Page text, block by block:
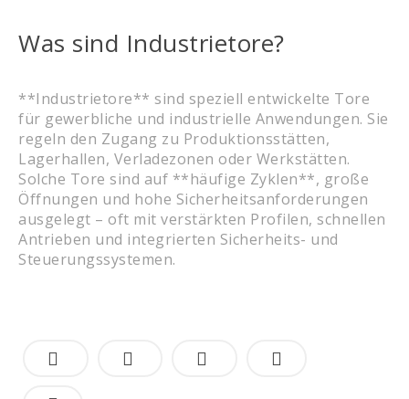
Was sind Industrietore?
**Industrietore** sind speziell entwickelte Tore
für gewerbliche und industrielle Anwendungen. Sie
regeln den Zugang zu Produktionsstätten,
Lagerhallen, Verladezonen oder Werkstätten.
Solche Tore sind auf **häufige Zyklen**, große
Öffnungen und hohe Sicherheitsanforderungen
ausgelegt – oft mit verstärkten Profilen, schnellen
Antrieben und integrierten Sicherheits- und
Steuerungssystemen.